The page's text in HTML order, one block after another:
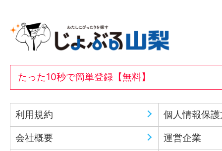
たった10秒で簡単登録【無料】
利用規約 個人情報保
会社概要 運営企業